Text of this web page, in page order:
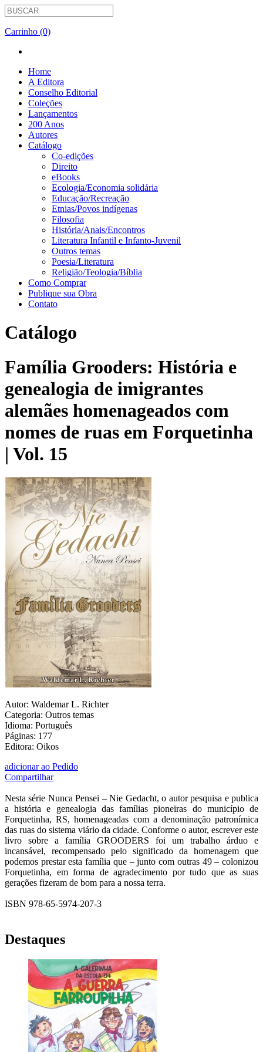
Carrinho (0)
Home
A Editora
Conselho Editorial
Coleções
Lançamentos
200 Anos
Autores
Catálogo
Co-edições
Direito
eBooks
Ecologia/Economia solidária
Educação/Recreação
Etnias/Povos indígenas
Filosofia
História/Anais/Encontros
Literatura Infantil e Infanto-Juvenil
Outros temas
Poesia/Literatura
Religião/Teologia/Bíblia
Como Comprar
Publique sua Obra
Contato
Catálogo
Família Grooders: História e
genealogia de imigrantes
alemães homenageados com
nomes de ruas em Forquetinha
| Vol. 15
Autor: Waldemar L. Richter
Categoria: Outros temas
Idioma: Português
Páginas: 177
Editora: Oikos
adicionar ao Pedido
Compartilhar
Nesta série Nunca Pensei – Nie Gedacht, o autor pesquisa e publica
a história e genealogia das famílias pioneiras do município de
Forquetinha, RS, homenageadas com a denominação patronímica
das ruas do sistema viário da cidade. Conforme o autor, escrever este
livro sobre a família GROODERS foi um trabalho árduo e
incansável, recompensado pelo significado da homenagem que
podemos prestar esta família que – junto com outras 49 – colonizou
Forquetinha, em forma de agradecimento por tudo que as suas
gerações fizeram de bom para a nossa terra.
ISBN 978-65-5974-207-3
Destaques